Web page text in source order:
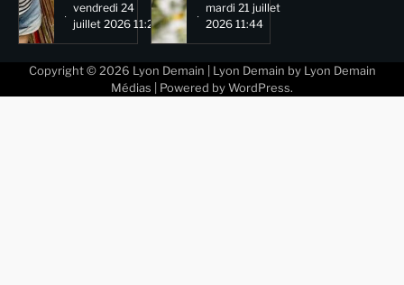
vendredi 24
juillet 2026 11:29
mardi 21 juillet
2026 11:44
Copyright © 2026 Lyon Demain | Lyon Demain by Lyon Demain
Médias | Powered by WordPress.